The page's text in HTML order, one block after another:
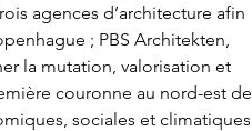
agences d’architecture afin
; PBS Architekten,
la mutation, valorisation et
couronne au nord-est de
sociales et climatiques